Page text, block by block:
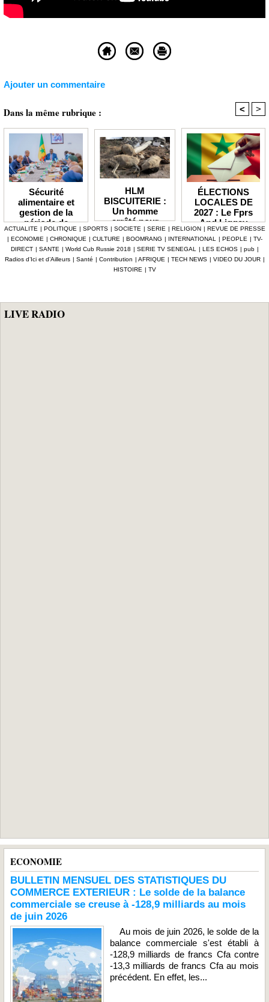
Ajouter un commentaire
Dans la même rubrique : < >
Sécurité
alimentaire et
gestion de la
période de
soudure Le
gouvernement
débloque plus de
7,2 milliards F
HLM
BISCUITERIE :
Un homme
arrêté pour
abattage
clandestin d’un
mouton et
tentative de
vente de viande
ÉLECTIONS
LOCALES DE
2027 : Le Fprs
And Liggey
plaide pour un
report du scrutin
prévu en janvier
prochain
ACTUALITE | POLITIQUE | SPORTS | SOCIETE | SERIE | RELIGION | REVUE DE PRESSE
| ECONOMIE | CHRONIQUE | CULTURE | BOOMRANG | INTERNATIONAL | PEOPLE | TV-
DIRECT | SANTE | World Cub Russie 2018 | SERIE TV SENEGAL | LES ECHOS | pub |
Radios d’Ici et d’Ailleurs | Santé | Contribution | AFRIQUE | TECH NEWS | VIDEO DU JOUR |
HISTOIRE | TV
LIVE RADIO
ECONOMIE
BULLETIN MENSUEL DES STATISTIQUES DU
COMMERCE EXTERIEUR : Le solde de la balance
commerciale se creuse à -128,9 milliards au mois
de juin 2026
Au mois de juin 2026, le solde de la
balance commerciale s'est établi à
-128,9 milliards de francs Cfa contre
-13,3 milliards de francs Cfa au mois
précédent. En effet, les...